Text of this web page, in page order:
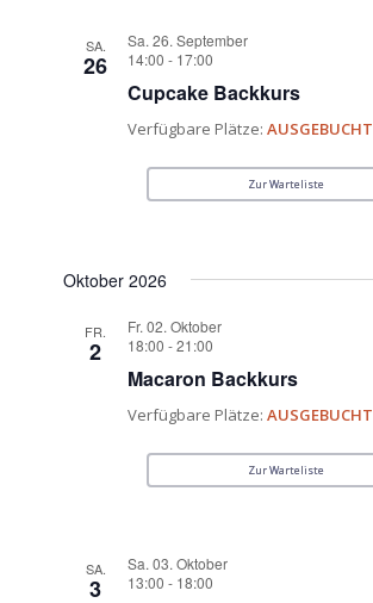
SA.
26
Sa. 26. September
14:00 - 17:00
Cupcake Backkurs
Verfügbare Plätze:AUSGEBUCHT
Zur Warteliste
Oktober 2026
FR.
2
Fr. 02. Oktober
18:00 -21:00
Macaron Backkurs
Verfügbare Plätze:AUSGEBUCHT
Zur Warteliste
SA.
3
Sa. 03. Oktober
13:00 - 18:00